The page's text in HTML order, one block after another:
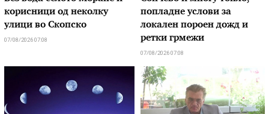
корисници од неколку
улици во Скопско
07/08/2026 07:08
попладне услови за
локален пороен дожд и
ретки грмежи
07/08/2026 07:08